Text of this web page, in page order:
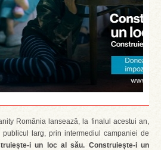
România lansează, la finalul acestui an,
publicul larg, prin intermediul campaniei de
i un loc al său. Construiește-i un